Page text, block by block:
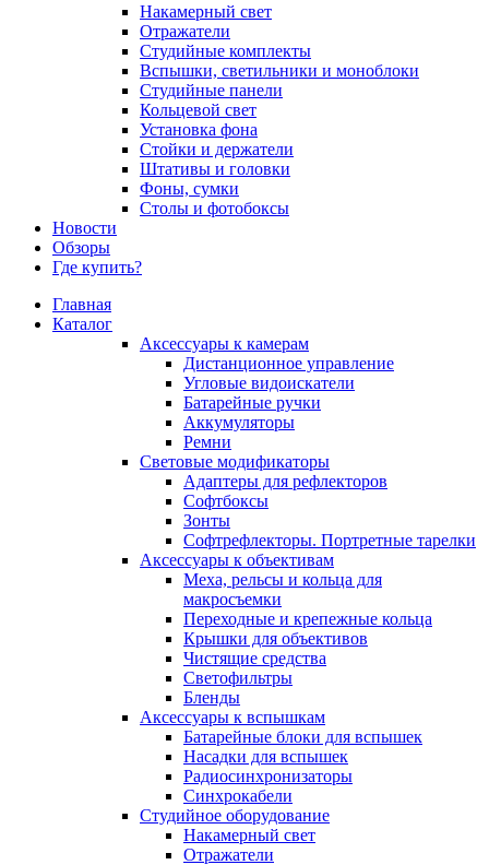
Накамерный свет
Отражатели
Студийные комплекты
Вспышки, светильники и моноблоки
Студийные панели
Кольцевой свет
Установка фона
Стойки и держатели
Штативы и головки
Фоны, сумки
Столы и фотобоксы
Новости
Обзоры
Где купить?
Главная
Каталог
Аксессуары к камерам
Дистанционное управление
Угловые видоискатели
Батарейные ручки
Аккумуляторы
Ремни
Световые модификаторы
Адаптеры для рефлекторов
Софтбоксы
Зонты
Софтрефлекторы. Портретные тарелки
Аксессуары к объективам
Меха, рельсы и кольца для
макросъемки
Переходные и крепежные кольца
Крышки для объективов
Чистящие средства
Светофильтры
Бленды
Аксессуары к вспышкам
Батарейные блоки для вспышек
Насадки для вспышек
Радиосинхронизаторы
Синхрокабели
Студийное оборудование
Накамерный свет
Отражатели